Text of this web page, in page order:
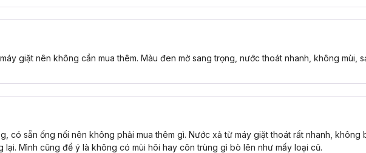
giặt nên không cần mua thêm. Màu đen mờ sang trọng, nước thoát nhanh, không mùi,
có sẵn ống nối nên không phải mua thêm gì. Nước xả từ máy giặt thoát rất nhanh, không
lại. Mình cũng để ý là không có mùi hôi hay côn trùng gì bò lên như mấy loại cũ.